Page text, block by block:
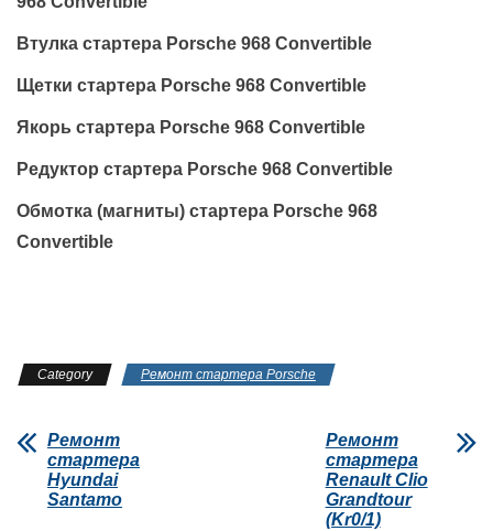
Втулка стартера Porsche 968 Convertible
Щетки стартера Porsche 968 Convertible
Якорь стартера Porsche 968 Convertible
Редуктор стартера Porsche 968 Convertible
Обмотка (магниты) стартера Porsche 968
Convertible
Category Ремонт стартера Porsche
Ремонт
стартера
Hyundai
Santamo
Ремонт
стартера
Renault Clio
Grandtour
(Kr0/1)